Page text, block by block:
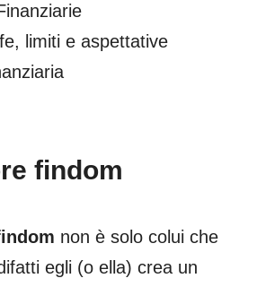
limiti e aspettative
findom
non è solo colui che
egli (o ella) crea un